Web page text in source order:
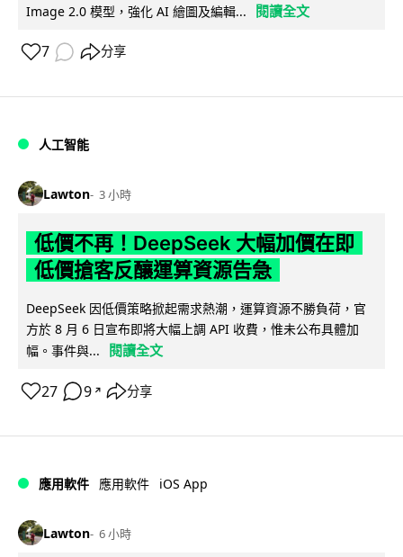
Image 2.0 模型，強化 AI 繪圖及編輯...
閱讀全文
7 分享
人工智能
Lawton 3 小時
低價不再！DeepSeek 大幅加價在即
低價搶客反釀運算資源告急
DeepSeek 因低價策略掀起需求熱潮，運算資源不勝負荷，官
方於 8 月 6 日宣布即將大幅上調 API 收費，惟未公布具體加
幅。事件與...
閱讀全文
27 9 ↗ 分享
應用軟件 應用軟件 iOS App
Lawton 6 小時